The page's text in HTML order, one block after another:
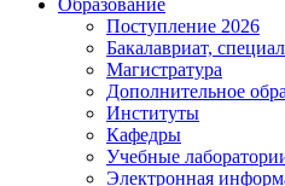
Образование
Поступление 2026
Бакалавриат,
Магистратура
Дополнительное
Институты
Кафедры
Учебные
Электронная